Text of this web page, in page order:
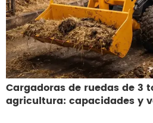
Cargadoras de ruedas de 3
agricultura: capacidades y